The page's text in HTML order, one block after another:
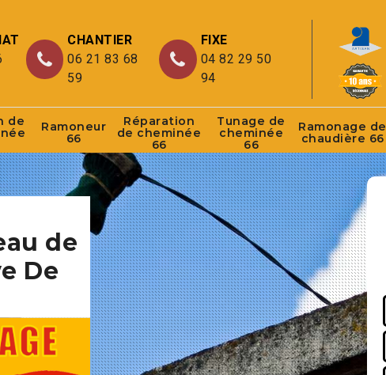
CHANTIER
06 21 83 68
59
FIXE
04 82 29 50
94
de
Ramoneur
66
Réparation
de cheminée
66
Tunage de
cheminée
66
Ramonage de
chaudière 66
de
De